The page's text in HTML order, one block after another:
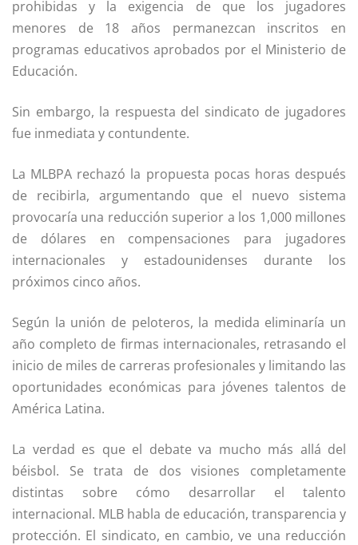
prohibidas y la exigencia de que los jugadores
menores de 18 años permanezcan inscritos en
programas educativos aprobados por el Ministerio de
Educación.
Sin embargo, la respuesta del sindicato de jugadores
fue inmediata y contundente.
La MLBPA rechazó la propuesta pocas horas después
de recibirla, argumentando que el nuevo sistema
provocaría una reducción superior a los 1,000 millones
de dólares en compensaciones para jugadores
internacionales y estadounidenses durante los
próximos cinco años.
Según la unión de peloteros, la medida eliminaría un
año completo de firmas internacionales, retrasando el
inicio de miles de carreras profesionales y limitando las
oportunidades económicas para jóvenes talentos de
América Latina.
La verdad es que el debate va mucho más allá del
béisbol. Se trata de dos visiones completamente
distintas sobre cómo desarrollar el talento
internacional. MLB habla de educación, transparencia y
protección. El sindicato, en cambio, ve una reducción